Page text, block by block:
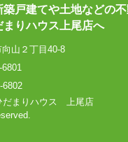
築戸建てや土地などの
まりハウス上尾店へ
山２丁目40-8
6801
6802
だまりハウス 上尾店